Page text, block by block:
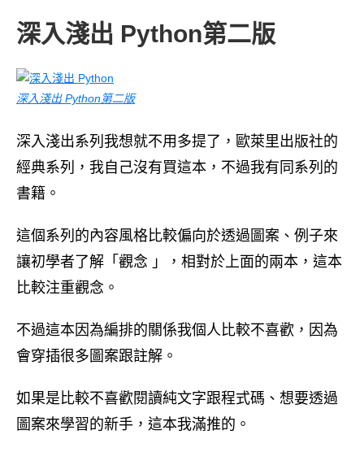
深入淺出 Python第二版
深入淺出 Python第二版
深入淺出系列我想就不用多提了，歐萊里出版社的
經典系列，我自己沒有買這本，不過我有同系列的
書籍。
這個系列的內容風格比較偏向於透過圖案、例子來
讓初學者了解「觀念 」，相對於上面的兩本，這本
比較注重觀念。
不過這本因為編排的關係我個人比較不喜歡，因為
會穿插很多圖案跟註解。
如果是比較不喜歡閱讀純文字跟程式碼、想要透過
圖案來學習的新手，這本我滿推的。